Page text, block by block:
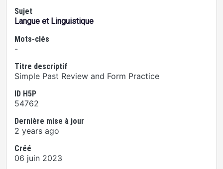
Sujet
Langue et Linguistique
Mots-clés
-
Titre descriptif
Simple Past Review and Form Practice
ID H5P
54762
Dernière mise à jour
2 years ago
Créé
06 juin 2023